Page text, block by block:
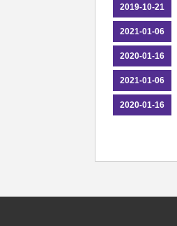
2019-10-21
2021-01-06
2020-01-16
2021-01-06
2020-01-16